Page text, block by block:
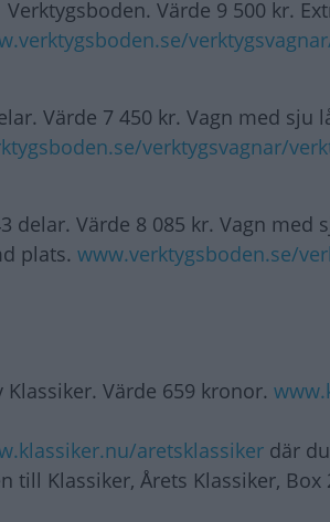
Värde 9 500 kr.
Värde 7 450 kr. Vagn med sju
verktygsvagnar/
delar. Värde 8 085 kr. Vagn
plats. www.verktygsboden.se/
Värde 659 kronor.
aretsklassiker där
Klassiker, Årets Klassiker, Box